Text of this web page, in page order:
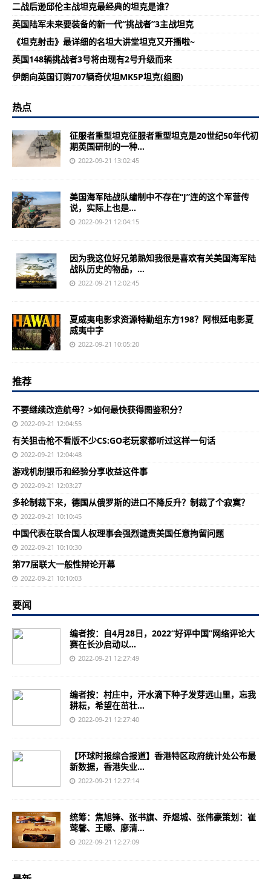
二战后逊邱伦主战坦克最经典的坦克是谁？
英国陆军未来要装备的新一代“挑战者”3主战坦克
《坦克射击》最详细的名坦大讲堂坦克又开播啦~
英国148辆挑战者3号将由现有2号升级而来
伊朗向英国订购707辆奇伏坦MK5P坦克(组图)
热点
征服者重型坦克征服者重型坦克是20世纪50年代初
期英国研制的一种...
2022-09-21 13:02:45
美国海军陆战队编制中不存在“J”连的这个军营传
说，实际上也是...
2022-09-21 12:04:15
因为我这位好兄弟熟知我很是喜欢有关美国海军陆
战队历史的物品，...
2022-09-21 12:02:45
夏威夷电影求资源特勤组东方198？阿根廷电影夏
威夷中字
2022-09-21 10:05:20
推荐
不要继续改造航母？>如何最快获得图鉴积分？
2022-09-21 12:04:55
有关狙击枪不看版不少CS:GO老玩家都听过这样一句话
2022-09-21 12:04:48
游戏机制银币和经验分享收益这件事
2022-09-21 12:03:27
多轮制裁下来，德国从俄罗斯的进口不降反升？制裁了个寂寞？
2022-09-21 10:10:45
中国代表在联合国人权理事会强烈谴责美国任意拘留问题
2022-09-21 10:10:30
第77届联大一般性辩论开幕
2022-09-21 10:10:03
要闻
编者按：自4月28日，2022“好评中国”网络评论大
赛在长沙启动以...
2022-09-21 12:27:49
编者按：村庄中，汗水滴下种子发芽远山里，忘我
耕耘，希望在茁壮...
2022-09-21 12:27:40
【环球时报综合报道】香港特区政府统计处公布最
新数据，香港失业...
2022-09-21 12:27:14
统筹：焦旭锋、张书旗、乔煜城、张伟豪策划：崔
莺馨、王曚、廖清...
2022-09-21 12:27:09